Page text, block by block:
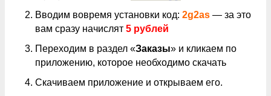
Вводим вовремя установки код: 2g2as — за это
вам сразу начислят 5 рублей
Переходим в раздел «Заказы» и кликаем по
приложению, которое необходимо скачать
Скачиваем приложение и открываем его.